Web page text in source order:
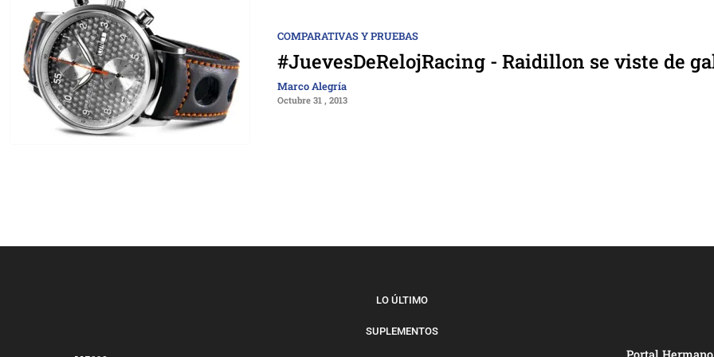
COMPARATIVAS Y PRUEBAS
#JuevesDeRelojRacing - Raidillon se viste de
Marco Alegría
Octubre 31 , 2013
LO ÚLTIMO
SUPLEMENTOS